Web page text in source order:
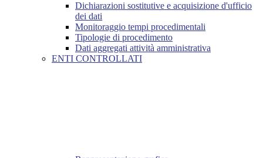
Dichiarazioni sostitutive e acquisizione d'ufficio
dei dati
Monitoraggio tempi procedimentali
Tipologie di procedimento
Dati aggregati attività amministrativa
ENTI CONTROLLATI